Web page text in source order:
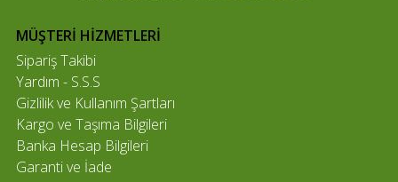
MÜŞTERİ HİZMETLERİ
Sipariş Takibi
Yardım - S.S.S
Gizlilik ve Kullanım Şartları
Kargo ve Taşıma Bilgileri
Banka Hesap Bilgileri
Garanti ve İade